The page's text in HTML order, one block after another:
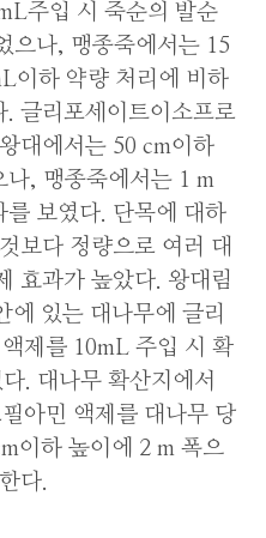
주입 시 죽순의 발순
으나, 맹종죽에서는 15
이하 약량 처리에 비하
글리포세이트이소프로
대에서는 50 cm이하
나, 맹종죽에서는 1 m
를 보였다. 단목에 대하
보다 정량으로 여러 대
효과가 높았다. 왕대림
에 있는 대나무에 글리
제를 10mL 주입 시 확
. 대나무 확산지에서
아민 액제를 대나무 당
이하 높이에 2 m 폭으
다.